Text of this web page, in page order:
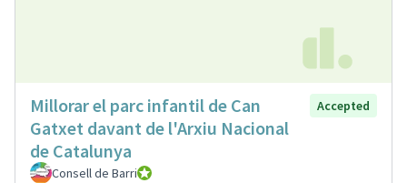
Millorar el parc infantil de Can
Gatxet davant de l'Arxiu Nacional
de Catalunya
Accepted
Consell de BarriConsell de Barri